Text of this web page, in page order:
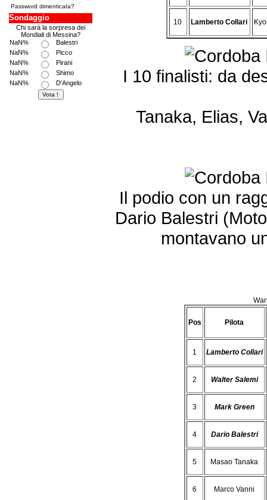
Password dimenticata?
Sondaggio
Chi sarà la sorpresa dei
Mondiali di Messina?
NaN%
Balestri
NaN%
Picco
NaN%
Pirani
NaN%
Shimo
NaN%
D'Angelo
10 Lamberto Collari
I 10 finalisti: da
Tanaka, Elias,
Il podio con un
Dario Balestri
montavano
Pos Pilota
1 Lamberto Collari
2 Walter Salemi
3 Mark Green
4 Dario Balestri
5 Masao Tanaka
6 Marco Vanni